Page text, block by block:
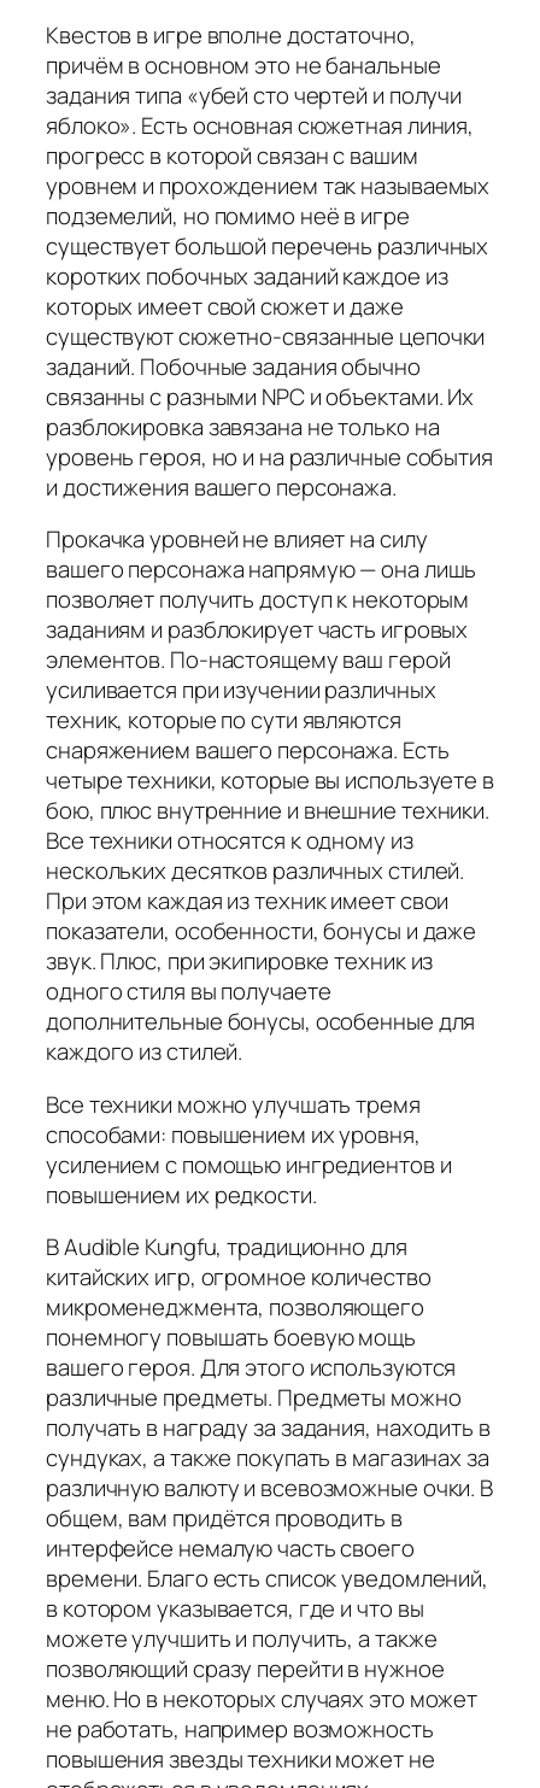
Квестов в игре вполне достаточно,
причём в основном это не банальные
задания типа «убей сто чертей и получи
яблоко». Есть основная сюжетная линия,
прогресс в которой связан с вашим
уровнем и прохождением так называемых
подземелий, но помимо неё в игре
существует большой перечень различных
коротких побочных заданий каждое из
которых имеет свой сюжет и даже
существуют сюжетно-связанные цепочки
заданий. Побочные задания обычно
связанны с разными NPC и объектами. Их
разблокировка завязана не только на
уровень героя, но и на различные события
и достижения вашего персонажа.
Прокачка уровней не влияет на силу
вашего персонажа напрямую — она лишь
позволяет получить доступ к некоторым
заданиям и разблокирует часть игровых
элементов. По-настоящему ваш герой
усиливается при изучении различных
техник, которые по сути являются
снаряжением вашего персонажа. Есть
четыре техники, которые вы используете в
бою, плюс внутренние и внешние техники.
Все техники относятся к одному из
нескольких десятков различных стилей.
При этом каждая из техник имеет свои
показатели, особенности, бонусы и даже
звук. Плюс, при экипировке техник из
одного стиля вы получаете
дополнительные бонусы, особенные для
каждого из стилей.
Все техники можно улучшать тремя
способами: повышением их уровня,
усилением с помощью ингредиентов и
повышением их редкости.
В Audible Kungfu, традиционно для
китайских игр, огромное количество
микроменеджмента, позволяющего
понемногу повышать боевую мощь
вашего героя. Для этого используются
различные предметы. Предметы можно
получать в награду за задания, находить в
сундуках, а также покупать в магазинах за
различную валюту и всевозможные очки. В
общем, вам придётся проводить в
интерфейсе немалую часть своего
времени. Благо есть список уведомлений,
в котором указывается, где и что вы
можете улучшить и получить, а также
позволяющий сразу перейти в нужное
меню. Но в некоторых случаях это может
не работать, например возможность
повышения звезды техники может не